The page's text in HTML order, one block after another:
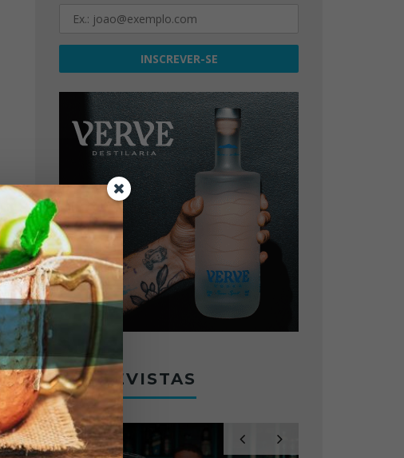
ENTREVISTAS